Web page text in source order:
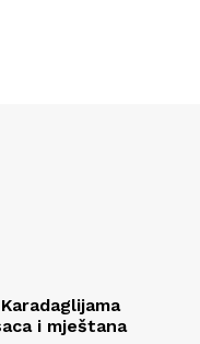
i mještana